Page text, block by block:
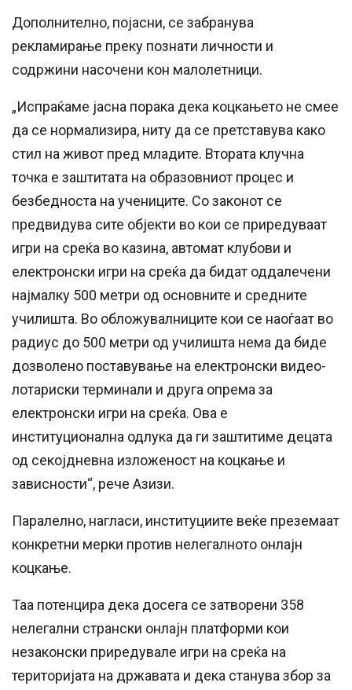
Дополнително, појасни, се забранува
рекламирање преку познати личности и
содржини насочени кон малолетници.
„Испраќаме јасна порака дека коцкањето не смее
да се нормализира, ниту да се претставува како
стил на живот пред младите. Втората клучна
точка е заштитата на образовниот процес и
безбедноста на учениците. Со законот се
предвидува сите објекти во кои се приредуваат
игри на среќа во казина, автомат клубови и
електронски игри на среќа да бидат оддалечени
најмалку 500 метри од основните и средните
училишта. Во обложувалниците кои се наоѓаат во
радиус до 500 метри од училишта нема да биде
дозволено поставување на електронски видео-
лотариски терминали и друга опрема за
електронски игри на среќа. Ова е
институционална одлука да ги заштитиме децата
од секојдневна изложеност на коцкање и
зависности“, рече Азизи.
Паралелно, нагласи, институциите веќе преземаат
конкретни мерки против нелегалното онлајн
коцкање.
Таа потенцира дека досега се затворени 358
нелегални странски онлајн платформи кои
незаконски приредувале игри на среќа на
територијата на државата и дека станува збор за